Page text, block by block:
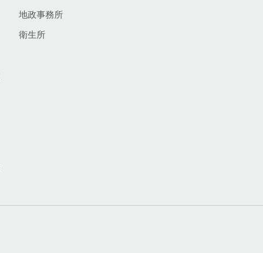
地政事務所
衛生所